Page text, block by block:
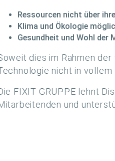
Ressourcen nicht über
Klima und Ökologie
Gesundheit und Wohl der
dies im Rahmen
nicht in
FIXIT GRUPPE lehnt
und